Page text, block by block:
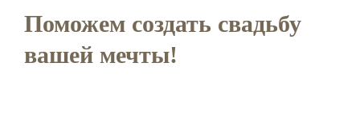
Поможем создать свадьбу
вашей мечты!